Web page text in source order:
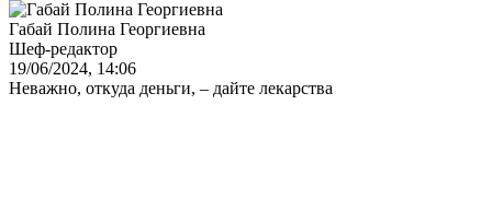
Габай Полина Георгиевна
Шеф-редактор
19/06/2024, 14:06
Неважно, откуда деньги, – дайте лекарства